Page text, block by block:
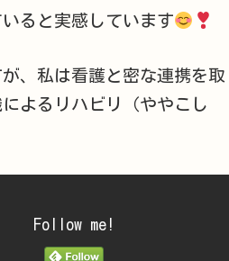
ると実感しています
、私は看護と密な連携を取
よるリハビリ（ややこし
Follow me!